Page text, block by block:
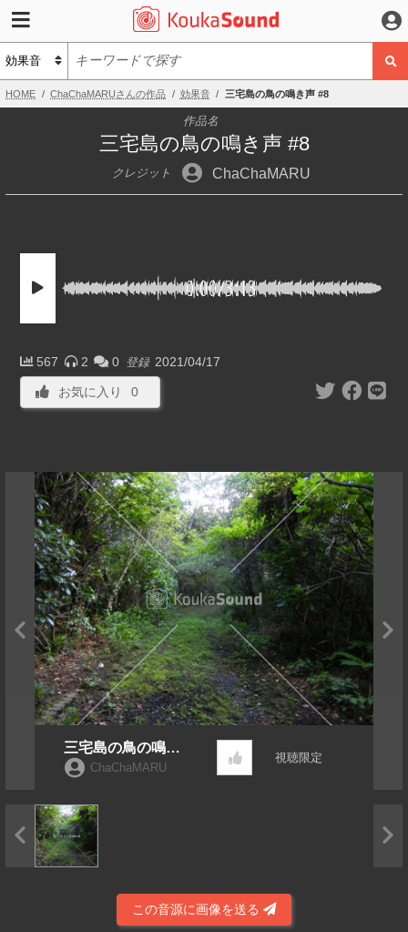
HOME ChaChaMARUさんの作品 効果音 三宅島の鳥の鳴き声 #8
作品名
三宅島の鳥の鳴き声 #8
クレジット ChaChaMARU
0:00/3:13
567 2 0 登録 2021/04/17
お気に入り 0
三宅島の鳥の鳴き
声 #8ChaChaMARU
視聴限定
この音源に画像を送る